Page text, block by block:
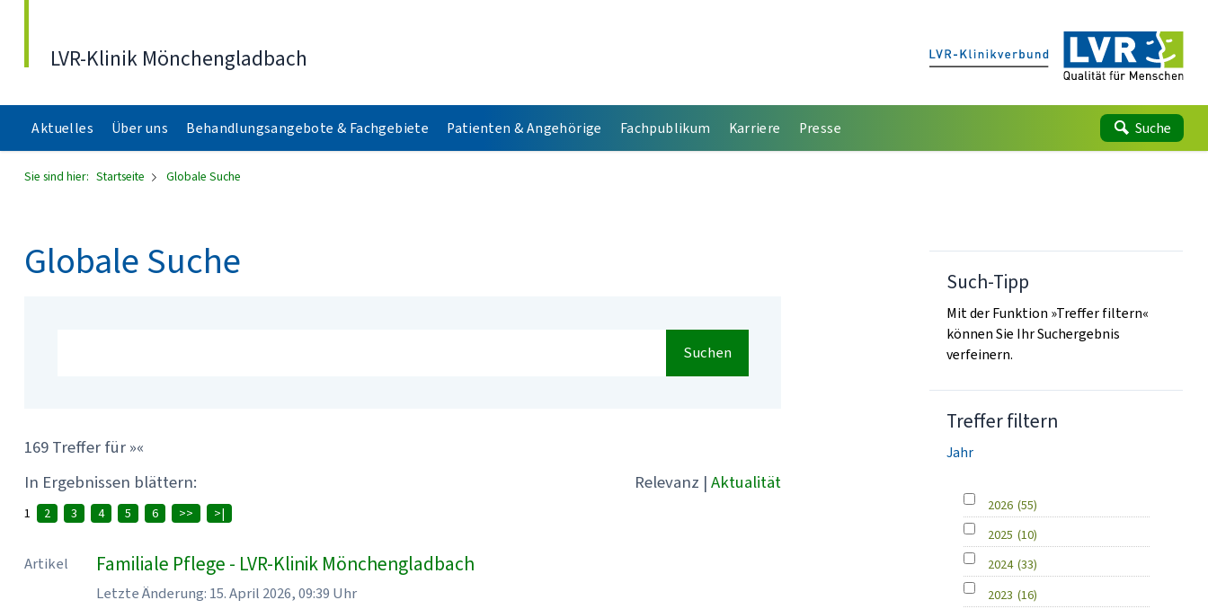
LVR-Klinik Mönchengladbach
Aktuelles Über uns Behandlungsangebote & Fachgebiete Patienten & Angehörige Fachpublikum Karriere Presse Suche
Sie sind hier: Startseite Globale Suche
Globale Suche
Suchen
169 Treffer für »«
In Ergebnissen blättern:
Relevanz | Aktualität
1 2 3 4 5 6 >> >|
Artikel Familiale Pflege - LVR-Klinik Mönchengladbach
Letzte Änderung: 15. April 2026, 09:39 Uhr
Such-Tipp
Mit der Funktion »Treffer filtern«
können Sie Ihr Suchergebnis
verfeinern.
Treffer filtern
Jahr
2026 (55)
2025 (10)
2024 (33)
2023 (16)